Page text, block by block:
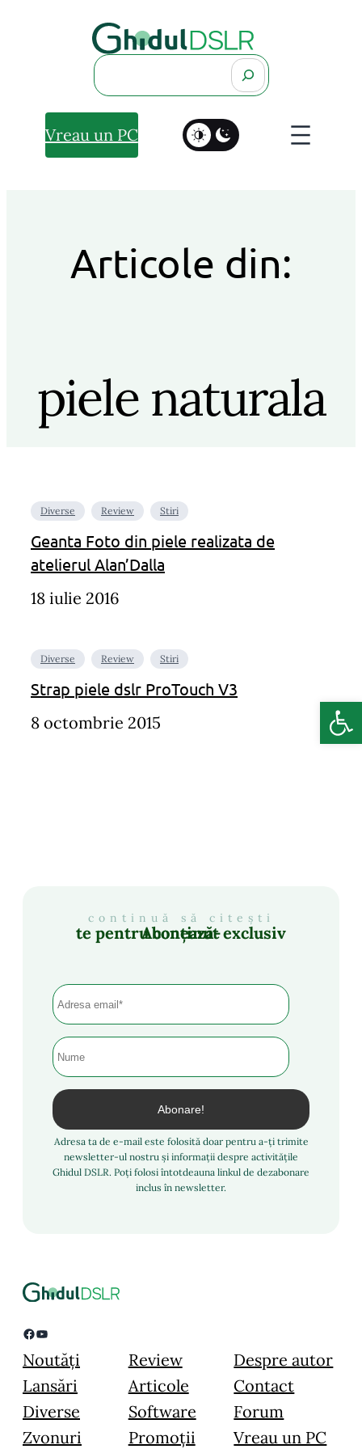
Search
Vreau un PC
Articole din:
piele naturala
Diverse Review Stiri
Geanta Foto din piele realizata de
atelierul Alan’Dalla
18 iulie 2016
Diverse Review Stiri
Strap piele dslr ProTouch V3
8 octombrie 2015
continuă să citești
Abonează-te pentru conținut exclusiv
Adresa ta de e-mail este folosită doar pentru a-ți trimite
newsletter-ul nostru și informații despre activitățile
Ghidul DSLR. Poți folosi întotdeauna linkul de dezabonare
inclus în newsletter.
Facebook YouTube
Noutăți
Lansări
Diverse
Zvonuri
Review
Articole
Software
Promoții
Despre autor
Contact
Forum
Vreau un PC